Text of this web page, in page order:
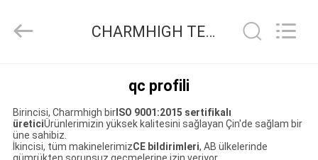
ÜRÜNLER
TECHNOLOGY
LIMITED.
CHARMHIGH TECHNOLOGY LIMITED Kalite kontrol
qc profili
Birincisi, Charmhigh birISO 9001:2015 sertifikalı
üreticiÜrünlerimizin yüksek kalitesini sağlayan Çin'de sağlam bir
üne sahibiz.
İkincisi, tüm makinelerimizCE bildirimleri, AB ülkelerinde